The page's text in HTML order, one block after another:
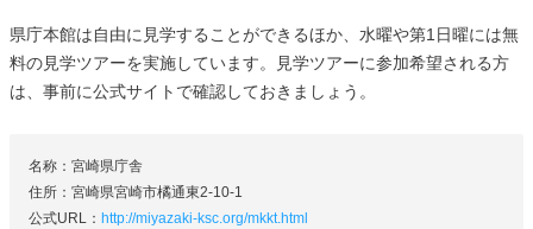
県庁本館は自由に見学することができるほか、水曜や第1日曜には無
料の見学ツアーを実施しています。見学ツアーに参加希望される方
は、事前に公式サイトで確認しておきましょう。
名称：宮崎県庁舎
住所：宮崎県宮崎市橘通東2-10-1
公式URL： http://miyazaki-ksc.org/mkkt.html